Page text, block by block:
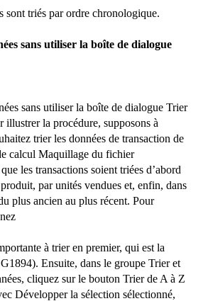
triés par ordre chronologique.
sans utiliser la boîte de dialogue
sans utiliser la boîte de dialogue Trier
illustrer la procédure, supposons à
trier les données de transaction de
calcul Maquillage du fichier
les transactions soient triées d’abord
par unités vendues et, enfin, dans
plus ancien au plus récent. Pour
à trier en premier, qui est la
Ensuite, dans le groupe Trier et
cliquez sur le bouton Trier de A à Z
Développer la sélection sélectionné,